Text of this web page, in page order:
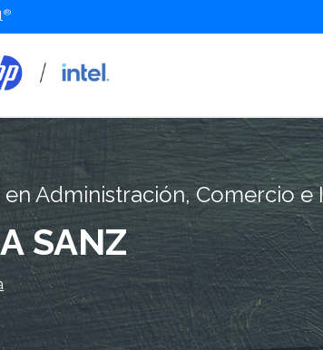
Administración, Comercio e
SANZ